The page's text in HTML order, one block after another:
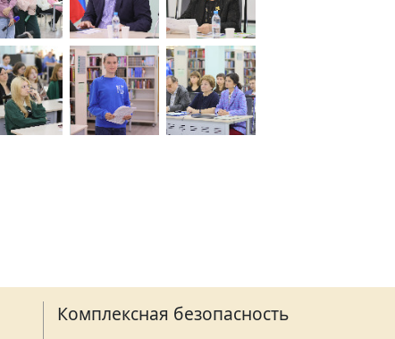
Комплексная безопасность